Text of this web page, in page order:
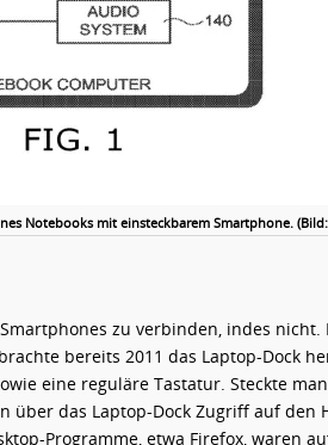
Notebooks mit einsteckbarem Smartphone. (Bild:
zu verbinden, indes nicht.
bereits 2011 das Laptop-Dock
eine reguläre Tastatur. Steckte
über das Laptop-Dock Zugriff auf den
Programme, etwa Firefox, waren